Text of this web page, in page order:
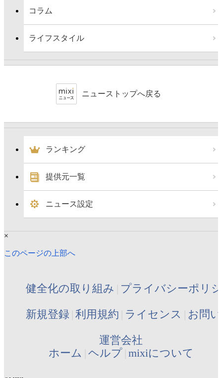
コラム
ライフスタイル
ニューストップへ戻る
ランキング
提供元一覧
ニュース設定
×
このページの上部へ
健全化の取り組み プライバシーポリ
新規登録 利用規約 ライセンス お問
運営会社
ホーム ヘルプ mixiについて